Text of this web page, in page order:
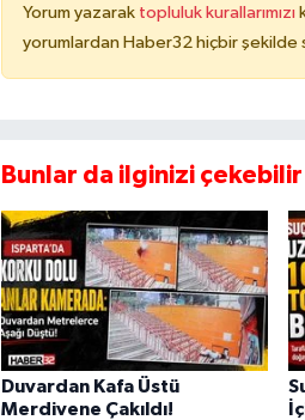
Yorum yazarak topluluk kurallarımızı
yorumlardan Haber32 hiçbir şekilde
Bunlar da ilginizi çekebilir
Duvardan Kafa Üstü
Merdivene Çakıldı!